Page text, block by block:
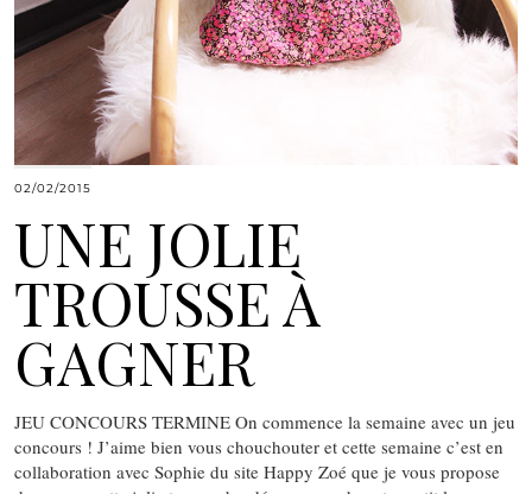
02/02/2015
UNE JOLIE
TROUSSE À
GAGNER
JEU CONCOURS TERMINE On commence la semaine avec un jeu
concours ! J’aime bien vous chouchouter et cette semaine c’est en
collaboration avec Sophie du site Happy Zoé que je vous propose